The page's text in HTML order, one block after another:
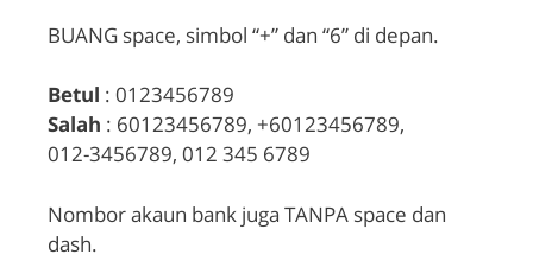
BUANG space, simbol “+” dan “6” di depan.
Betul : 0123456789
Salah : 60123456789, +60123456789,
012-3456789, 012 345 6789
Nombor akaun bank juga TANPA space dan
dash.